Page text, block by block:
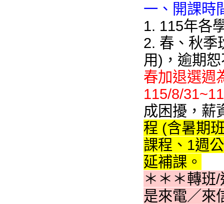
一、開課時
1. 115年各
2. 春、秋季
用)，逾期
春加退選週
115/8/
成困擾，薪
程 (含暑期
課程、1週
延補課。
＊＊＊轉班
是來電／來